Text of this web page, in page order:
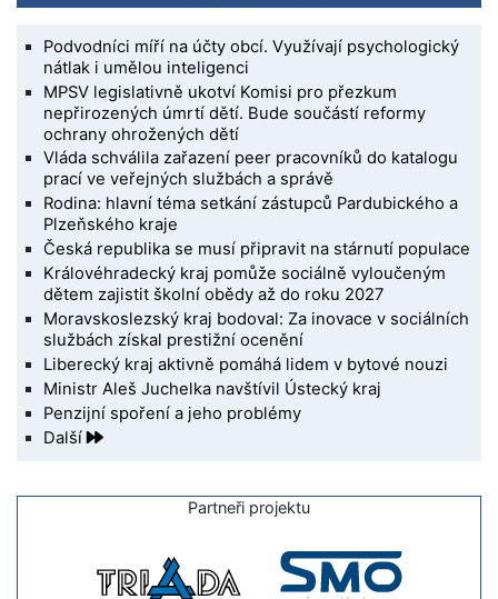
Podvodníci míří na účty obcí. Využívají psychologický
nátlak i umělou inteligenci
MPSV legislativně ukotví Komisi pro přezkum
nepřirozených úmrtí dětí. Bude součástí reformy
ochrany ohrožených dětí
Vláda schválila zařazení peer pracovníků do katalogu
prací ve veřejných službách a správě
Rodina: hlavní téma setkání zástupců Pardubického a
Plzeňského kraje
Česká republika se musí připravit na stárnutí populace
Královéhradecký kraj pomůže sociálně vyloučeným
dětem zajistit školní obědy až do roku 2027
Moravskoslezský kraj bodoval: Za inovace v sociálních
službách získal prestižní ocenění
Liberecký kraj aktivně pomáhá lidem v bytové nouzi
Ministr Aleš Juchelka navštívil Ústecký kraj
Penzijní spoření a jeho problémy
Další
Partneři projektu